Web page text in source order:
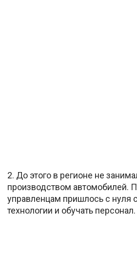
2. До этого в регионе не
производством автомобилей.
управленцам пришлось с нуля
технологии и обучать персонал.